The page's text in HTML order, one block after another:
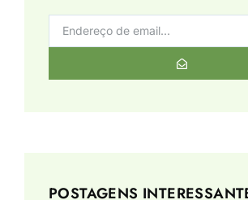
POSTAGENS